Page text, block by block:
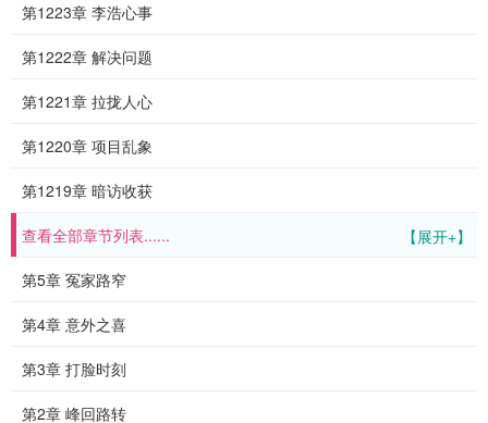
第1223章 李浩心事
第1222章 解决问题
第1221章 拉拢人心
第1220章 项目乱象
第1219章 暗访收获
【展开+】
查看全部章节列表......
第5章 冤家路窄
第4章 意外之喜
第3章 打脸时刻
第2章 峰回路转